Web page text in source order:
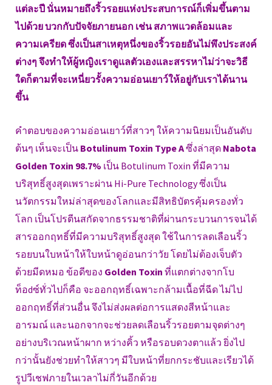
แต่ละปี นั่นหมายถึงริ้วรอยแห่งประสบการณ์ก็เพิ่มขึ้นตาม
ไปด้วย บวกกับปัจจัยภายนอก เช่น สภาพแวดล้อมและ
ความเครียด ซึ่งเป็นสาเหตุหนึ่งของริ้วรอยอันไม่พึงประสงค์
ต่างๆ จึงทำให้ผู้หญิงเราดูแลตัวเองและสรรหาไม่ว่าจะวิธี
ใดก็ตามที่จะเหนี่ยวรั้งความอ่อนเยาว์ให้อยู่กับเราได้นาน
ขึ้น
คำตอบของความอ่อนเยาว์ที่สาวๆ ให้ความนิยมเป็นอันดับ
ต้นๆ เห็นจะเป็น Botulinum Toxin Type Aซึ่งล่าสุด Nabota
Golden Toxin 98.7% เป็น Botulinum Toxin ที่มีความ
บริสุทธิ์สูงสุดเพราะผ่าน Hi-Pure Technology ซึ่งเป็น
นวัตกรรมใหม่ล่าสุดของโลกและมีสิทธิบัตรคุ้มครองทั่ว
โลก เป็นโปรตีนสกัดจากธรรมชาติที่ผ่านกระบวนการจนได้
สารออกฤทธิ์ที่มีความบริสุทธิ์สูงสุด ใช้ในการลดเลือนริ้ว
รอยบนใบหน้าให้ใบหน้าดูอ่อนกว่าวัย โดยไม่ต้องเจ็บตัว
ด้วยมีดหมอ ข้อดีของ Golden Toxin ที่แตกต่างจากโบ
ท็อdซ์ทั่วไปก็คือ จะออกฤทธิ์เฉพาะกล้ามเนื้อที่ฉีด ไม่ไป
ออกฤทธิ์ที่ส่วนอื่น จึงไม่ส่งผลต่อการแสดงสีหน้าและ
อารมณ์ และนอกจากจะช่วยลดเลือนริ้วรอยตามจุดต่างๆ
อย่างบริเวณหน้าผาก หว่างคิ้ว หรือรอบดวงตาแล้ว ยิ่งไป
กว่านั้นยังช่วยทำให้สาวๆ มีใบหน้าที่ยกกระชับและเรียวได้
รูปวีเชฟภายในเวลาไม่กี่วันอีกด้วย